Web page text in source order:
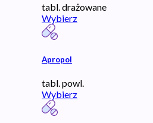
tabl. drażowane
Wybierz
Apropol
tabl. powl.
Wybierz